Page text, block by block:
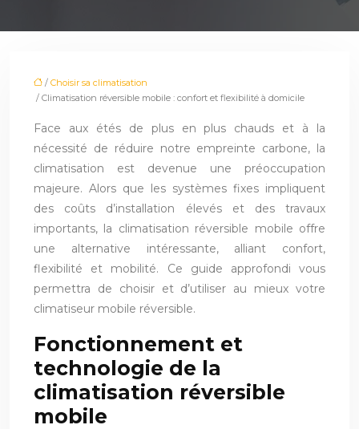
/ Choisir sa climatisation
/ Climatisation réversible mobile : confort et flexibilité à domicile
Face aux étés de plus en plus chauds et à la
nécessité de réduire notre empreinte carbone, la
climatisation est devenue une préoccupation
majeure. Alors que les systèmes fixes impliquent
des coûts d’installation élevés et des travaux
importants, la climatisation réversible mobile offre
une alternative intéressante, alliant confort,
flexibilité et mobilité. Ce guide approfondi vous
permettra de choisir et d’utiliser au mieux votre
climatiseur mobile réversible.
Fonctionnement et
technologie de la
climatisation réversible
mobile